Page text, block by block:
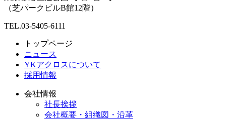
（芝パークビルB館12階）
TEL.03-5405-6111
トップページ
ニュース
YKアクロスについて
採用情報
会社情報
社長挨拶
会社概要・組織図・沿革